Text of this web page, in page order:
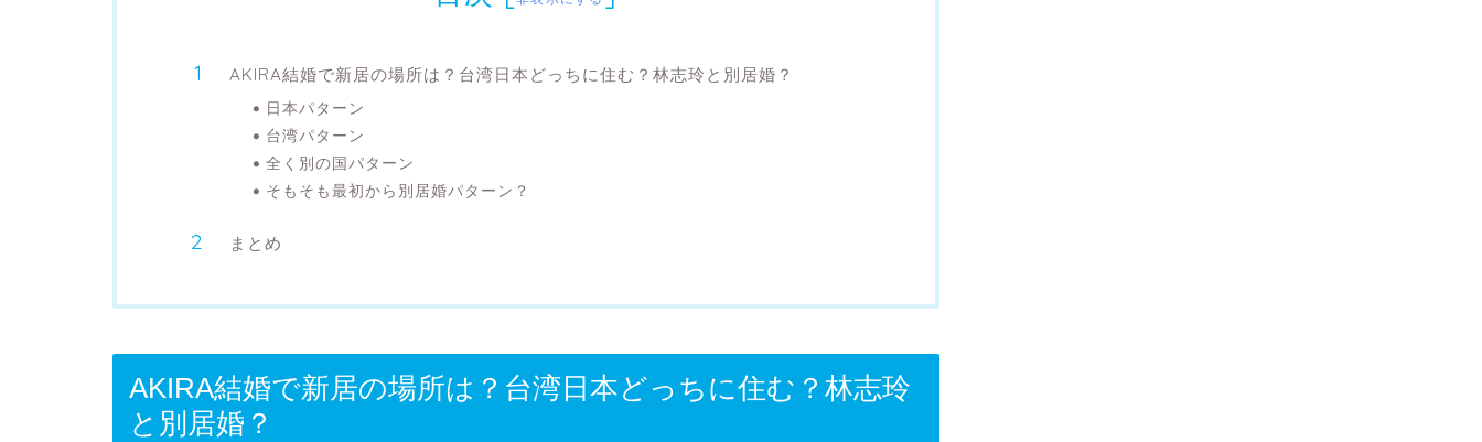
AKIRA結婚で新居の場所は？台湾日本どっちに住む？林志玲と別居婚？
日本パターン
台湾パターン
全く別の国パターン
そもそも最初から別居婚パターン？
まとめ
AKIRA結婚で新居の場所は？台湾日本どっちに住む？林志玲
と別居婚？